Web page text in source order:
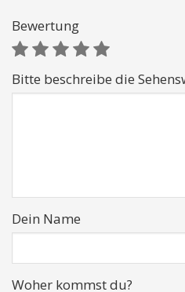
Bewertung
Bitte beschreibe die
Dein Name
Woher kommst du?